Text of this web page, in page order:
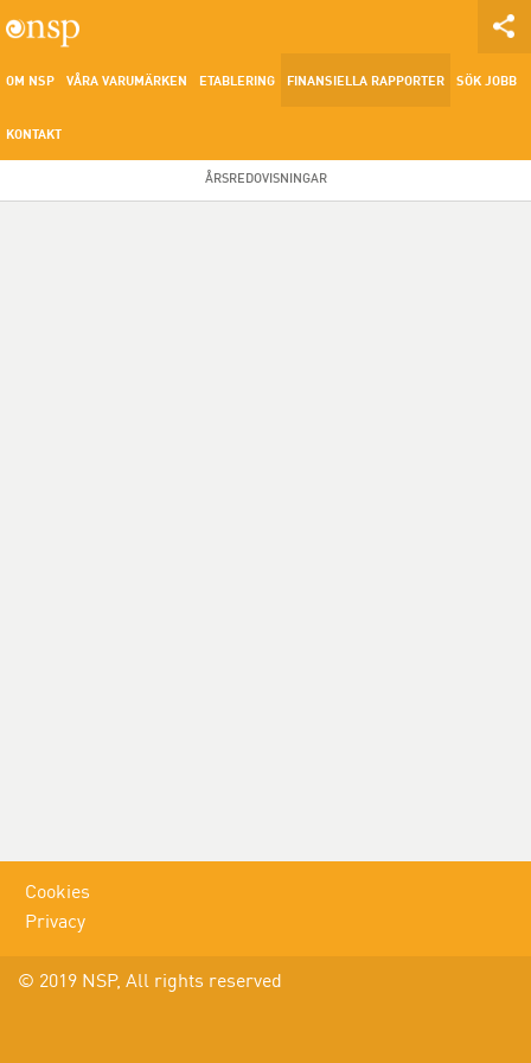
OM NSP VÅRA VARUMÄRKEN ETABLERING FINANSIELLA RAPPORTER SÖK JOBB
KONTAKT
ÅRSREDOVISNINGAR
Cookies
Privacy
© 2019 NSP, All rights reserved